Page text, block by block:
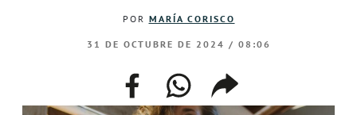
POR MARÍA CORISCO
31 DE OCTUBRE DE 2024 / 08:06
facebookwhatsappcompartir
enlace